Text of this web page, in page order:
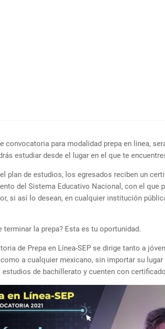
convocatoria para modalidad prepa en linea,
estudiar desde el lugar en el que te
plan de estudios, los egresados reciben un
del Sistema Educativo Nacional, con el que
si así lo desean, en cualquier institución
terminar la prepa? Esta es tu oportunidad.
de Prepa en Línea-SEP se dirige tanto a
a cualquier mexicano, sin importar su
estudios de bachillerato y cuenten con